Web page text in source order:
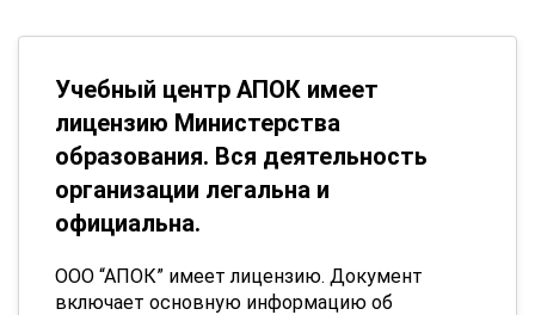
Учебный центр АПОК имеет
лицензию Министерства
образования. Вся деятельность
организации легальна и
официальна.
ООО “АПОК” имеет лицензию. Документ
включает основную информацию об